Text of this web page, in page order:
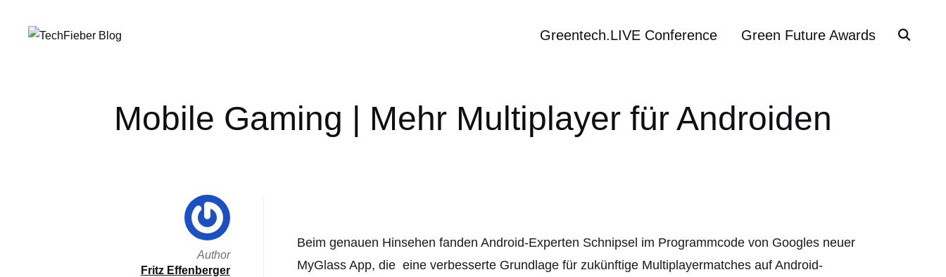
Greentech.LIVE Conference Green Future Awards
Mobile Gaming | Mehr Multiplayer für Androiden
Beim genauen Hinsehen fanden Android-Experten Schnipsel im Programmcode von Googles neuer
MyGlass App, die eine verbesserte Grundlage für zukünftige Multiplayermatches auf Android-
Author
Fritz Effenberger